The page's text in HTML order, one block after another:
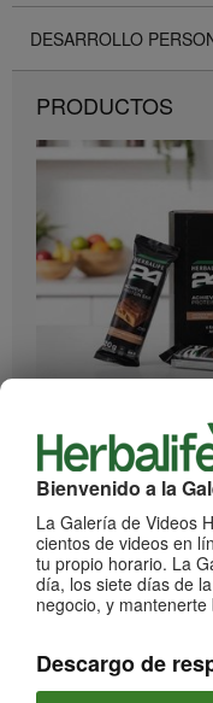
Bienvenido a la
La Galería de Videos
cientos de videos en
tu propio horario. La
día, los siete días de
negocio, y
Descargo de
DESARROLLO
PRODUCTOS
Herbalife24 ACHIEVE
¡Llegaron las barras